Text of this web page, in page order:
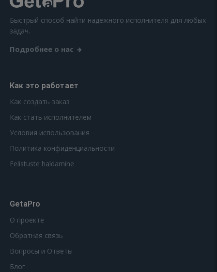
Быстрый способ найти надежного исполнителя для любых
задач.
Подробнее о нас
Как это работает
Как создать заказ
Как стать исполнителем
Условия использования
Политика конфиденциальности
Eelistuste haldamine
GetaPro
О проекте
Обратная связь
Вопросы и Ответы
Блог